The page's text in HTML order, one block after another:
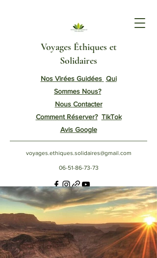
Voyages Éthiques et
Solidaires
Nos Virées Guidées Qui
Sommes Nous?
Nous Contacter
Comment Réserver? TikTok
Avis Google
voyages.ethiques.solidaires@gmail.com
06-51-86-73-73